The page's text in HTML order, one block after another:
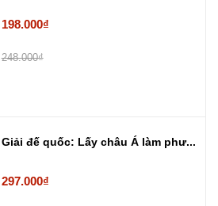
198.000₫
248.000₫
Giải đế quốc: Lấy châu Á làm phư...
297.000₫